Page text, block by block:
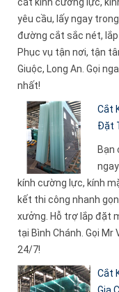
yêu cầu, lấy ngay
đường cắt sắc nét,
Phục vụ tận nơi, tận
Giuộc, Long An. Gọi
nhất!
Cắt
Đặt
Bạn
kính cường lực, kính
kết thi công nhanh
xưởng. Hỗ trợ lắp đặt
tại Bình Chánh. Gọi
24/7!
Cắt